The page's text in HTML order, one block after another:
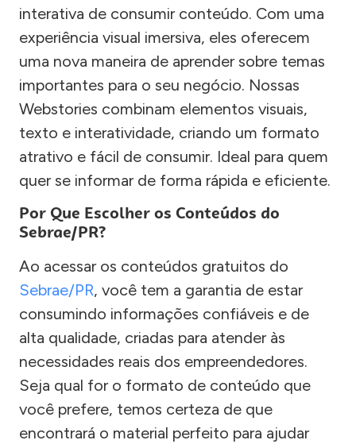
interativa de consumir conteúdo. Com uma
experiência visual imersiva, eles oferecem
uma nova maneira de aprender sobre temas
importantes para o seu negócio. Nossas
Webstories combinam elementos visuais,
texto e interatividade, criando um formato
atrativo e fácil de consumir. Ideal para quem
quer se informar de forma rápida e eficiente.
Por Que Escolher os Conteúdos do
Sebrae/PR?
Ao acessar os conteúdos gratuitos do
Sebrae/PR, você tem a garantia de estar
consumindo informações confiáveis e de
alta qualidade, criadas para atender às
necessidades reais dos empreendedores.
Seja qual for o formato de conteúdo que
você prefere, temos certeza de que
encontrará o material perfeito para ajudar